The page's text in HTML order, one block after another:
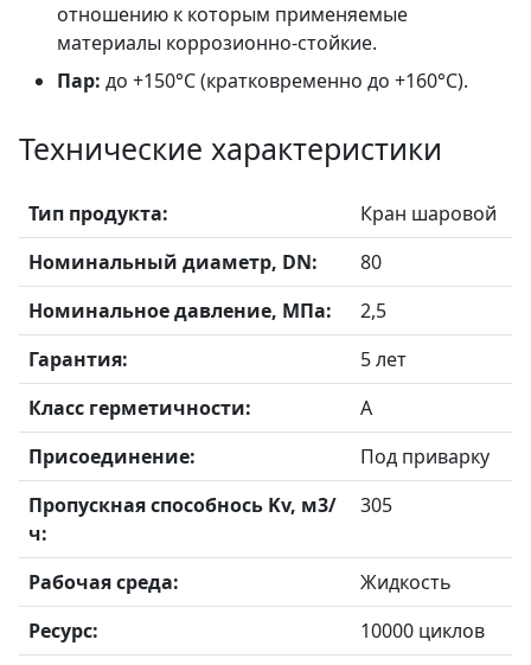
отношению к которым применяемые
материалы коррозионно-стойкие.
Пар: до +150°C (кратковременно до +160°C).
Технические характеристики
Тип продукта:
Кран шаровой
Номинальный диаметр, DN:
80
Номинальное давление, МПа:
2,5
Гарантия:
5 лет
Класс герметичности:
А
Присоединение:
Под приварку
Пропускная способнось Kv, м3/
ч:
305
Рабочая среда:
Жидкость
Ресурс:
10000 циклов